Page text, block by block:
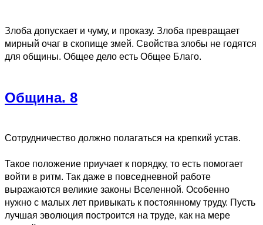
Злоба допускает и чуму, и проказу. Злоба превращает
мирный очаг в скопище змей. Свойства злобы не годятся
для общины. Общее дело есть Общее Благо.
Община. 8
Сотрудничество должно полагаться на крепкий устав.
Такое положение приучает к порядку, то есть помогает
войти в ритм. Так даже в повседневной работе
выражаются великие законы Вселенной. Особенно
нужно с малых лет привыкать к постоянному труду. Пусть
лучшая эволюция построится на труде, как на мере